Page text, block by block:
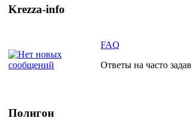
Krezza-info
FAQ
Ответы на часто
Полигон